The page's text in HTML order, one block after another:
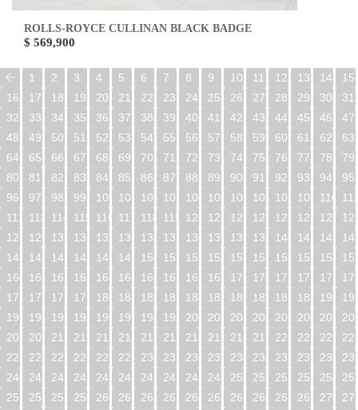
ROLLS-ROYCE CULLINAN BLACK BADGE
$ 569,900
1 2 3 4 5 6 7 8 9 10 11 12 13 14
15
16
17 18 19 20 21 22 23 24 25 26 27 28 29 30
31
32
33 34 35 36 37 38 39 40 41 42 43 44 45 46
47
48
49 50 51 52 53 54 55 56 57 58 59 60 61 62
63
64
65 66 67 68 69 70 71 72 73 74 75 76 77 78
79
80
81 82 83 84 85 86 87 88 89 90 91 92 93 94
95
96
97 98 99 100 101 102 103 104 105 106 107 108 109 110
112
113 114 115 116 117 118 119 120 121 122 123 124 125 126
128
129 130 131 132 133 134 135 136 137 138 139 140 141 142
144
145 146 147 148 149 150 151 152 153 154 155 156 157 158
160
161 162 163 164 165 166 167 168 169 170 171 172 173 174
176
177 178 179 180 181 182 183 184 185 186 187 188 189 190
192
193 194 195 196 197 198 199 200 201 202 203 204 205 206
208
209 210 211 212 213 214 215 216 217 218 219 220 221 222
224
225 226 227 228 229 230 231 232 233 234 235 236 237 238
240
241 242 243 244 245 246 247 248 249 250 251 252 253 254
256
257 258 259 260 261 262 263 264 265 266 267 268 269 270